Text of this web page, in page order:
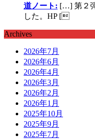
道ノート: […] 第２
した。HP [
Archives
2026年7月
2026年6月
2026年4月
2026年3月
2026年2月
2026年1月
2025年10月
2025年9月
2025年7月